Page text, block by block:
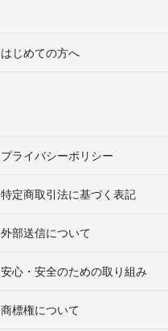
はじめての方へ
プライバシーポリシー
特定商取引法に基づく表記
外部送信について
安心・安全のための取り組み
商標権について